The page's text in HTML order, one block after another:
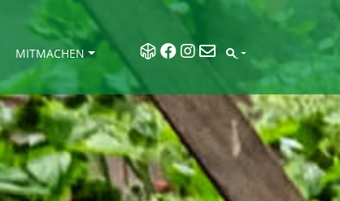
MITMACHEN SEARCH